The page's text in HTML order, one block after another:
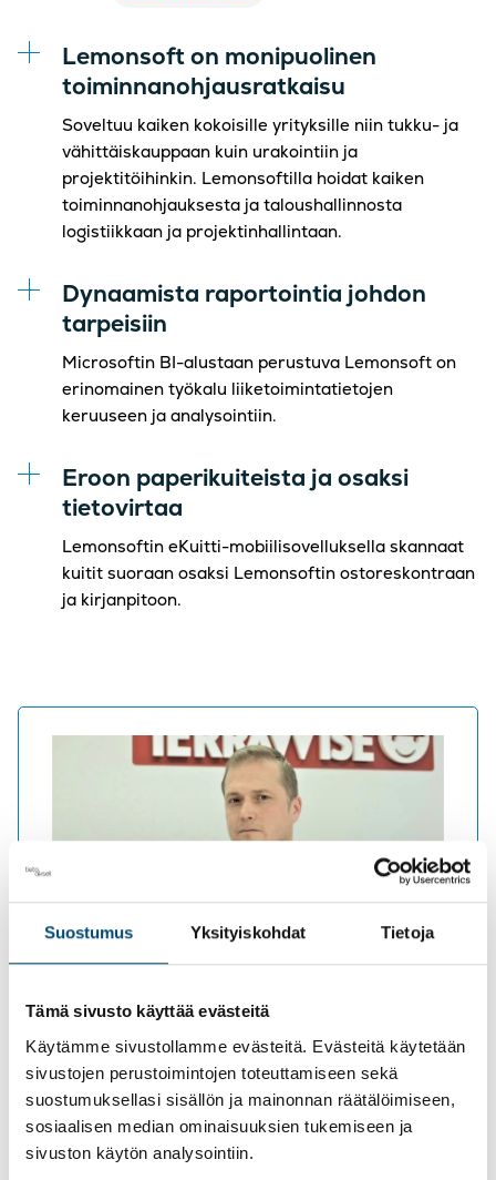
Suostumus Yksityiskohdat Tietoja
Tämä sivusto käyttää evästeitä
Käytämme sivustollamme evästeitä. Evästeitä käytetään
sivustojen perustoimintojen toteuttamiseen sekä
suostumuksellasi sisällön ja mainonnan räätälöimiseen,
sosiaalisen median ominaisuuksien tukemiseen ja
sivuston käytön analysointiin.
Lemonsoft on monipuolinen
toiminnanohjausratkaisu
Soveltuu kaiken kokoisille yrityksille niin tukku- ja
vähittäiskauppaan kuin urakointiin ja
projektitöihinkin. Lemonsoftilla hoidat kaiken
toiminnanohjauksesta ja taloushallinnosta
logistiikkaan ja projektinhallintaan.
Dynaamista raportointia johdon
tarpeisiin
Microsoftin BI-alustaan perustuva Lemonsoft on
erinomainen työkalu liiketoimintatietojen
keruuseen ja analysointiin.
Eroon paperikuiteista ja osaksi
tietovirtaa
Lemonsoftin eKuitti-mobiilisovelluksella skannaat
kuitit suoraan osaksi Lemonsoftin ostoreskontraan
ja kirjanpitoon.
Asiakastarina: TietoAkseli palvelee TerraWisea
vaativissa taloushallinnon tehtävissä
"Oman alansa ja taloushallinnon
ammattilaisten kanssa on erittäin hyvä